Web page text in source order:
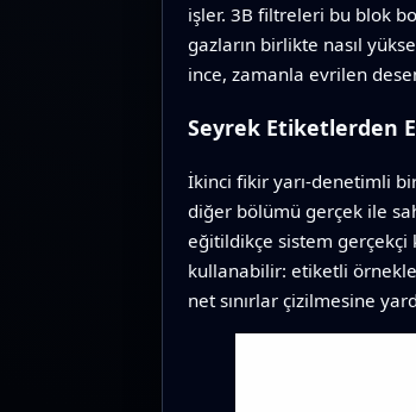
işler. 3B filtreleri bu blok
gazların birlikte nasıl
ince, zamanla evrilen
Seyrek Etiketlerden
İkinci fikir yarı‑denetimli
diğer bölümü gerçek ile
eğitildikçe sistem gerçekçi
kullanabilir: etiketli
net sınırlar çizilmesine